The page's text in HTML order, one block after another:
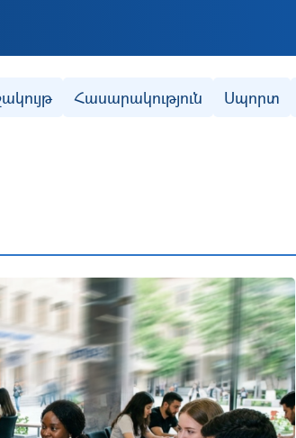
Հասարակություն Սպորտ